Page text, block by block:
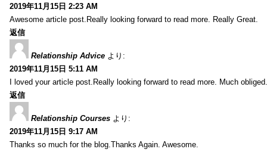
2019年11月15日 2:23 AM
Awesome article post.Really looking forward to read more. Really Great.
返信
Relationship Advice より:
2019年11月15日 5:11 AM
I loved your article post.Really looking forward to read more. Much obliged.
返信
Relationship Courses より:
2019年11月15日 9:17 AM
Thanks so much for the blog.Thanks Again. Awesome.